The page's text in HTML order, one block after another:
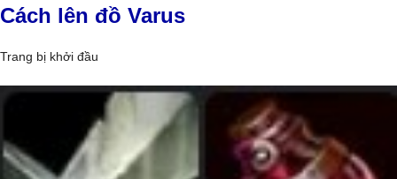
Cách lên đồ Varus
Trang bị khởi đầu